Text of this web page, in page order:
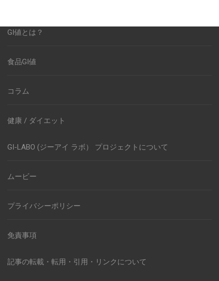
GI値とは？
食品GI値
コラム
健康 / ダイエット
GI-LABO (ジーアイ ラボ） プロジェクトについて
ムービー
プライバシーポリシー
免責事項
記事の転載・転用・引用・リンクについて